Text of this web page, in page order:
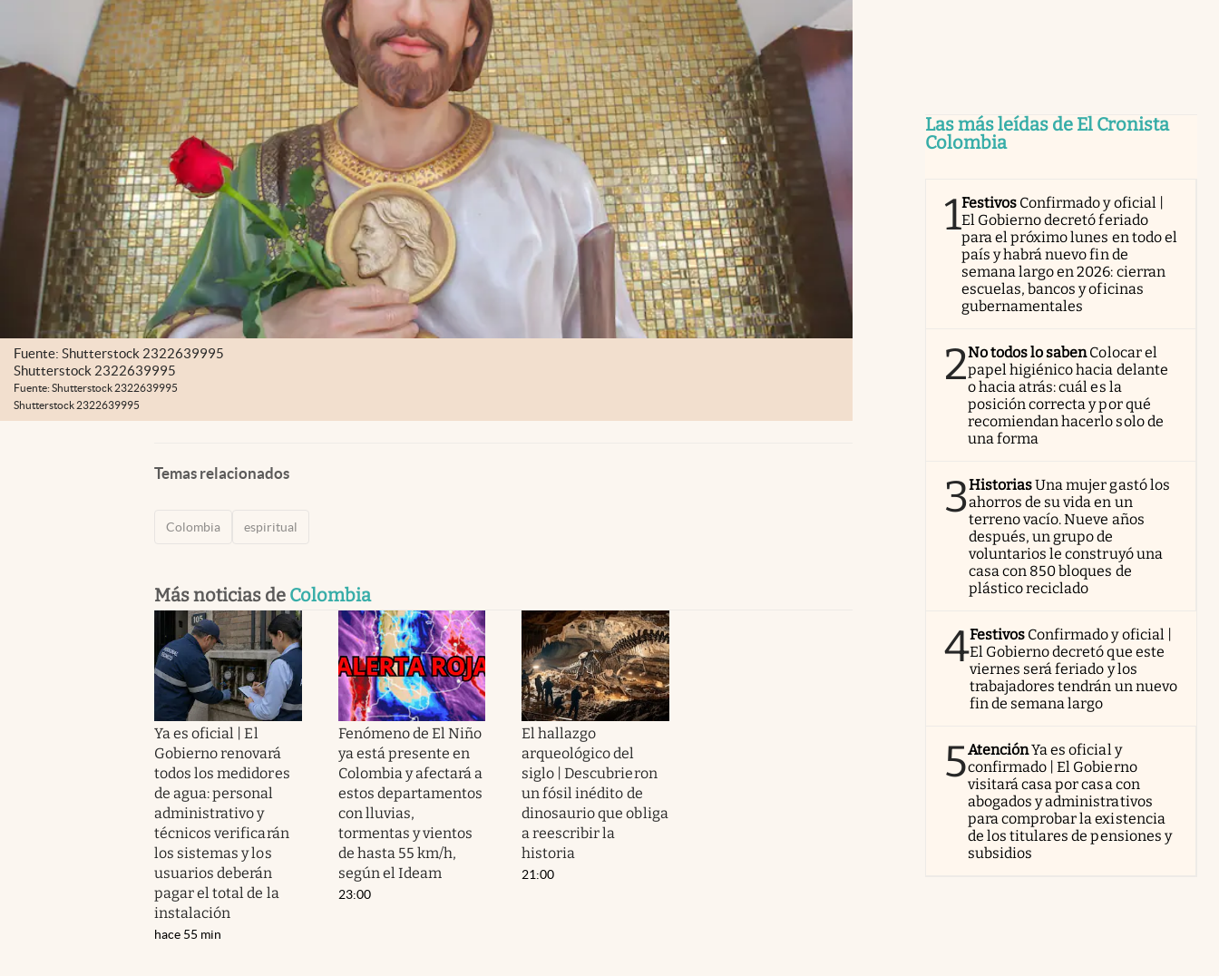
Fuente: Shutterstock 2322639995
Shutterstock 2322639995
Fuente: Shutterstock 2322639995
Shutterstock 2322639995
Temas relacionados
Colombia espiritual
Más noticias de Colombia
Ya es oficial | El
Gobierno renovará
todos los medidores
de agua: personal
administrativo y
técnicos verificarán
los sistemas y los
usuarios deberán
pagar el total de la
instalación
hace 55 min
Fenómeno de El Niño
ya está presente en
Colombia y afectará a
estos departamentos
con lluvias,
tormentas y vientos
de hasta 55 km/h,
según el Ideam
23:00
El hallazgo
arqueológico del
siglo | Descubrieron
un fósil inédito de
dinosaurio que obliga
a reescribir la
historia
21:00
Las más leídas de El Cronista
Colombia
1Festivos Confirmado y oficial |
El Gobierno decretó feriado
para el próximo lunes en todo el
país y habrá nuevo fin de
semana largo en 2026: cierran
escuelas, bancos y oficinas
gubernamentales
2No todos lo sabenColocar el
papel higiénico hacia delante
o hacia atrás: cuál es la
posición correcta y por qué
recomiendan hacerlo solo de
una forma
3HistoriasUna mujer gastó los
ahorros de su vida en un
terreno vacío. Nueve años
después, un grupo de
voluntarios le construyó una
casa con 850 bloques de
plástico reciclado
4Festivos Confirmado y oficial |
El Gobierno decretó que este
viernes será feriado y los
trabajadores tendrán un nuevo
fin de semana largo
5AtenciónYa es oficial y
confirmado | El Gobierno
visitará casa por casa con
abogados y administrativos
para comprobar la existencia
de los titulares de pensiones y
subsidios